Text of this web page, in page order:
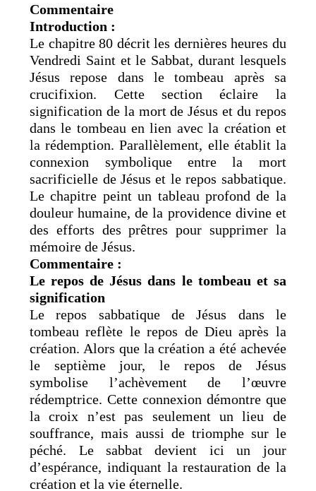
Commentaire
Introduction :
Le chapitre 80 décrit les dernières heures du
Vendredi Saint et le Sabbat, durant lesquels
Jésus repose dans le tombeau après sa
crucifixion. Cette section éclaire la
signification de la mort de Jésus et du repos
dans le tombeau en lien avec la création et
la rédemption. Parallèlement, elle établit la
connexion symbolique entre la mort
sacrificielle de Jésus et le repos sabbatique.
Le chapitre peint un tableau profond de la
douleur humaine, de la providence divine et
des efforts des prêtres pour supprimer la
mémoire de Jésus.
Commentaire :
Le repos de Jésus dans le tombeau et sa
signification
Le repos sabbatique de Jésus dans le
tombeau reflète le repos de Dieu après la
création. Alors que la création a été achevée
le septième jour, le repos de Jésus
symbolise l’achèvement de l’œuvre
rédemptrice. Cette connexion démontre que
la croix n’est pas seulement un lieu de
souffrance, mais aussi de triomphe sur le
péché. Le sabbat devient ici un jour
d’espérance, indiquant la restauration de la
création et la vie éternelle.